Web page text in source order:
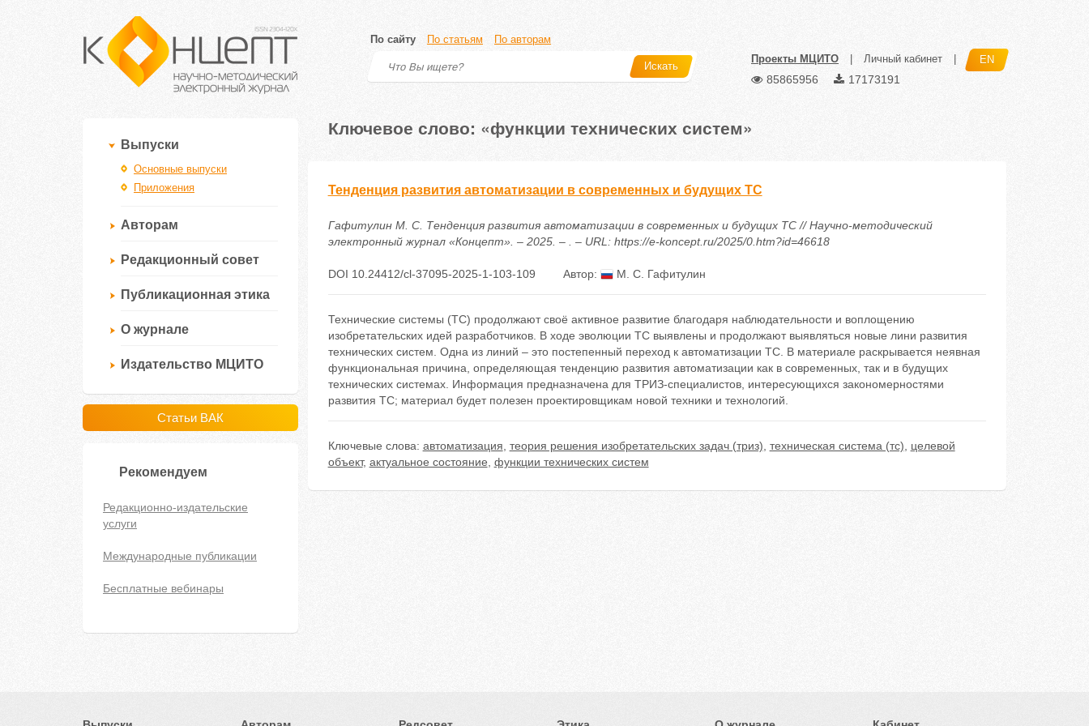
По сайту По статьям По авторам
Искать
Проекты МЦИТО Личный кабинет EN
85865956 17173191
Выпуски
Основные выпуски
Приложения
Авторам
Редакционный совет
Публикационная этика
О журнале
Издательство МЦИТО
Статьи ВАК
Рекомендуем
Редакционно-издательские
услуги
Международные публикации
Бесплатные вебинары
Ключевое слово: «функции технических систем»
Тенденция развития автоматизации в современных и будущих ТС
Гафитулин М. С. Тенденция развития автоматизации в современных и будущих ТС // Научно-методический
электронный журнал «Концепт». – 2025. – . – URL: https://e-koncept.ru/2025/0.htm?id=46618
DOI 10.24412/cl-37095-2025-1-103-109 Автор: М. С. Гафитулин
Технические системы (ТС) продолжают своё активное развитие благодаря наблюдательности и воплощению
изобретательских идей разработчиков. В ходе эволюции ТС выявлены и продолжают выявляться новые лини развития
технических систем. Одна из линий – это постепенный переход к автоматизации ТС. В материале раскрывается неявная
функциональная причина, определяющая тенденцию развития автоматизации как в современных, так и в будущих
технических системах. Информация предназначена для ТРИЗ-специалистов, интересующихся закономерностями
развития ТС; материал будет полезен проектировщикам новой техники и технологий.
Ключевые слова: автоматизация теория решения изобретательских задач (триз) техническая система (тс)
целевой
объект, актуальное состояние функции технических систем